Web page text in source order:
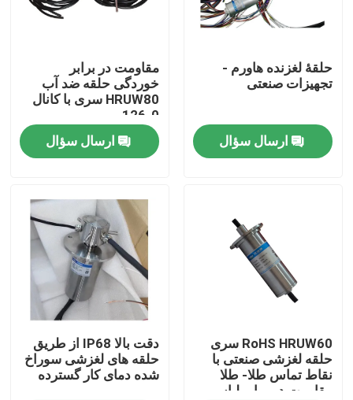
خانه
اطلاعات تماس
محصولات
حلقه لغزش رسانا
حلقۀ لغزنده هاورم -
تجهیزات صنعتی
ارسال سؤال
مقاومت در برابر
خوردگی حلقه ضد آب
HRUW80 سری با کانال
0-126
ارسال سؤال
RoHS HRUW60 سری
حلقه لغزشی صنعتی با
نقاط تماس طلا- طلا
مقاومت در برابر لباس
دقت بالا IP68 از طریق
حلقه های لغزشی سوراخ
شده دمای کار گسترده